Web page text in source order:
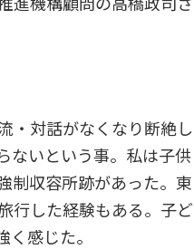
・対話がなくなり断絶し
ないという事。私は子供
制収容所跡があった。東
行した経験もある。子ど
感じた。